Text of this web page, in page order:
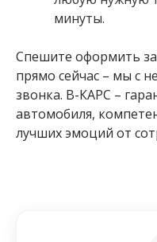
минуты.
Спешите оформить
прямо сейчас – мы с
звонка. В-КАРС –
автомобиля,
лучших эмоций от